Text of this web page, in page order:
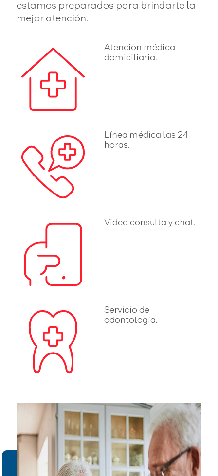
estamos preparados para brindarte la
mejor atención.
Atención médica
domiciliaria.
Línea médica las 24
horas.
Video consulta y chat.
Servicio de
odontología.